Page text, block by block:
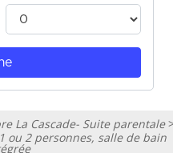
La Cascade- Suite parentale
ou 2 personnes, salle de bain